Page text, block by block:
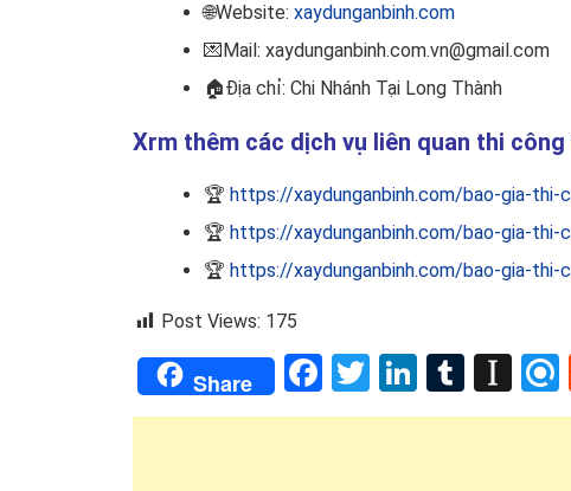
🌐Website: xaydunganbinh.com
💌Mail: xaydunganbinh.com.vn@gmail.com
🏠Địa chỉ: Chi Nhánh Tại Long Thành
Xrm thêm các dịch vụ liên quan thi
🏆 https://xaydunganbinh.com/bao-gia-
🏆 https://xaydunganbinh.com/bao-gia-thi-
🏆 https://xaydunganbinh.com/bao-gia-thi-
Post Views: 175
Share Facebook
TwitterLinkedIn